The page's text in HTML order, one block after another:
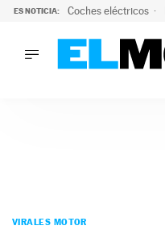
ES NOTICIA: Coches eléctricos
PODCAST
VIRALES MOTOR